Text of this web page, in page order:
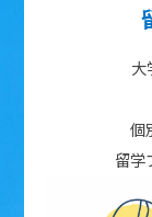
大
個
留学